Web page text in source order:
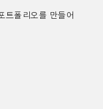
트폴리오를 만들어